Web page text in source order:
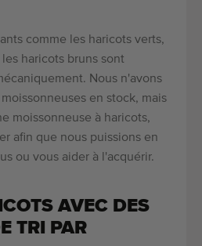
comme les haricots verts,
haricots bruns sont
Nous n'avons
en stock, mais
moissonneuse à haricots,
afin que nous puissions en
ou vous aider à l'acquérir.
AVEC DES
TRI PAR